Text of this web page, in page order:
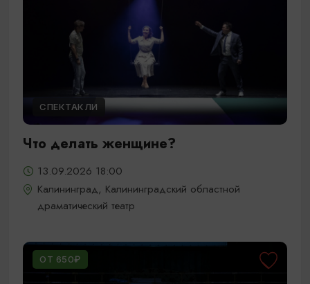
СПЕКТАКЛИ
Что делать женщине?
13.09.2026 18:00
Калининград, Калининградский областной
драматический театр
ОТ 650₽